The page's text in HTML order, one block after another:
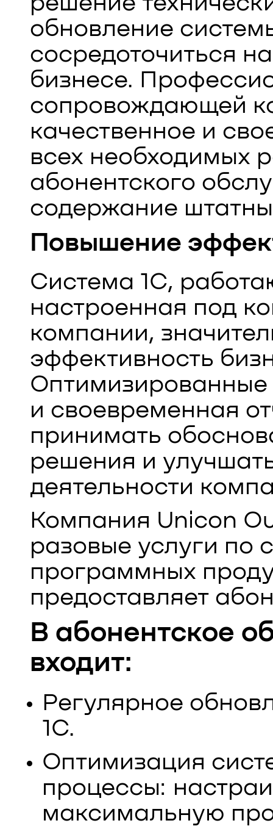
обновление
сосредоточиться
бизнесе.
сопровождающей
качественное и
всех необходимых
абонентского
содержание
Повышение
Система 1С,
настроенная под
компании,
эффективность
Оптимизированные
и своевременная
принимать
решения и
деятельности
Компания Unicon
разовые услуги по
программных
предоставляет
В абонентское
входит:
Регулярное
1С.
Оптимизация
процессы:
максимальную